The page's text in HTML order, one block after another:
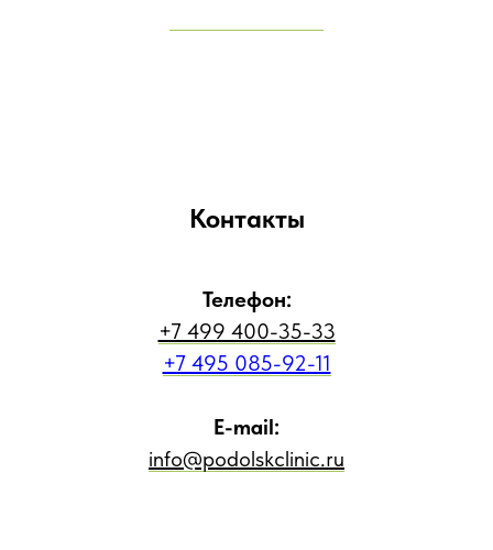
Контакты
Телефон:
+7 499 400-35-33
+7 495 085-92-11
E-mail:
info@podolskclinic.ru